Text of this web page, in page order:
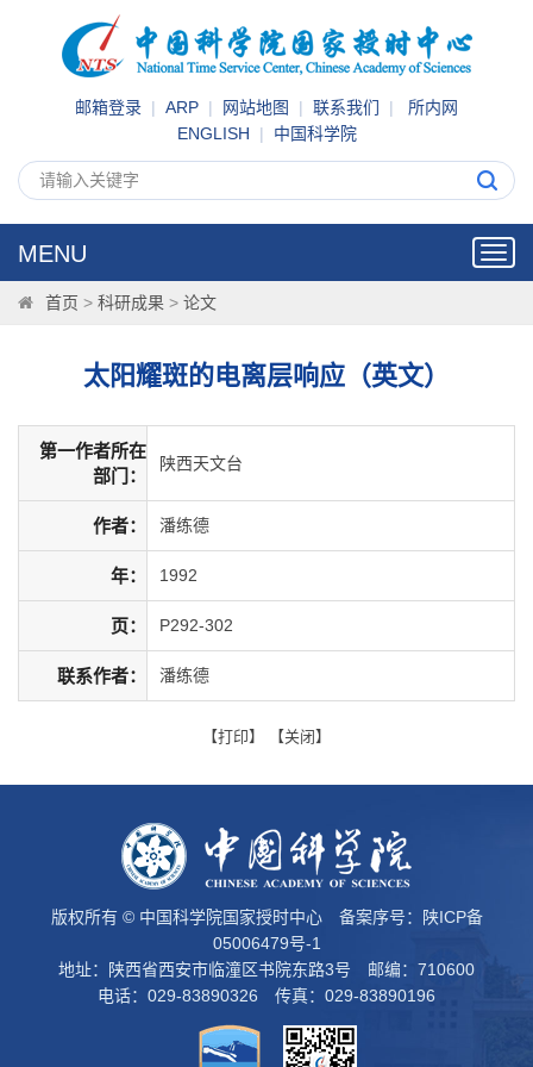
邮箱登录 | ARP | 网站地图 | 联系我们 | 所内网
ENGLISH | 中国科学院
MENU
首页 > 科研成果 > 论文
太阳耀斑的电离层响应（英文）
第一作者所在
部门：
陕西天文台
作者： 潘练德
年： 1992
页： P292-302
联系作者： 潘练德
【打印】 【关闭 】
版权所有 © 中国科学院国家授时中心 备案序号：
陕ICP备
05006479号-1
地址：陕西省西安市临潼区书院东路3号 邮编：710600
电话：029-83890326 传真：029-83890196